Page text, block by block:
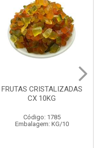
FRUTAS CRISTALIZADAS
CX 10KG
Código: 1785
Embalagem: KG/10